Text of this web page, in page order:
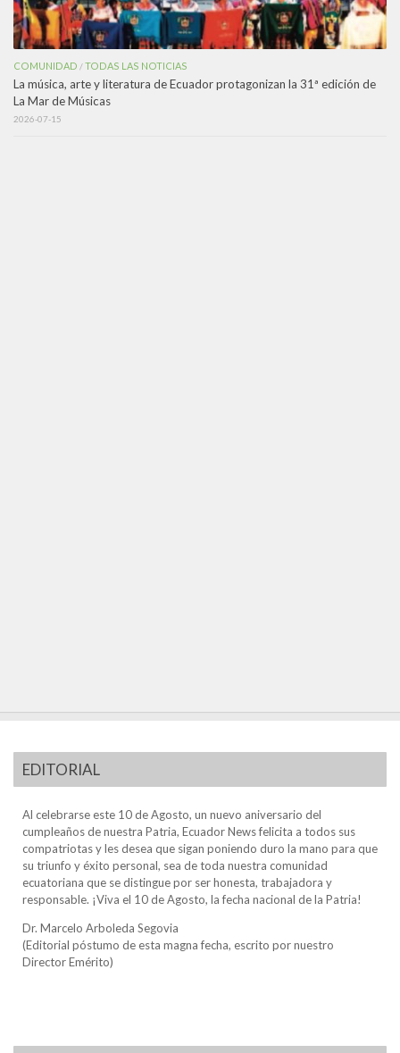
COMUNIDAD /TODAS LAS NOTICIAS
La música, arte y literatura de Ecuador protagonizan la 31ª edición de
La Mar de Músicas
2026-07-15
EDITORIAL
Al celebrarse este 10 de Agosto, un nuevo aniversario del
cumpleaños de nuestra Patria, Ecuador News felicita a todos sus
compatriotas y les desea que sigan poniendo duro la mano para que
su triunfo y éxito personal, sea de toda nuestra comunidad
ecuatoriana que se distingue por ser honesta, trabajadora y
responsable. ¡Viva el 10 de Agosto, la fecha nacional de la Patria!
Dr. Marcelo Arboleda Segovia
(Editorial póstumo de esta magna fecha, escrito por nuestro
Director Emérito)